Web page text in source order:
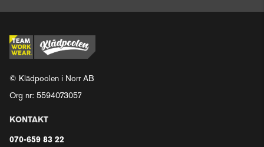
© Klädpoolen i Norr AB
Org nr: 5594073057
KONTAKT
070-659 83 22